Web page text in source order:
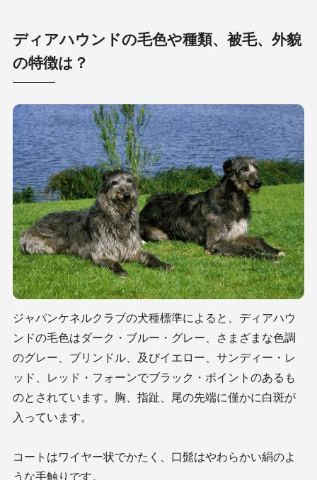
ディアハウンドの毛色や種類、被毛、外貌
の特徴は？
ジャパンケネルクラブの犬種標準によると、ディアハウ
ンドの毛色はダーク・ブルー・グレー、さまざまな色調
のグレー、ブリンドル、及びイエロー、サンディー・レ
ッド、レッド・フォーンでブラック・ポイントのあるも
のとされています。胸、指趾、尾の先端に僅かに白斑が
入っています。
コートはワイヤー状でかたく、口髭はやわらかい絹のよ
うな手触りです。